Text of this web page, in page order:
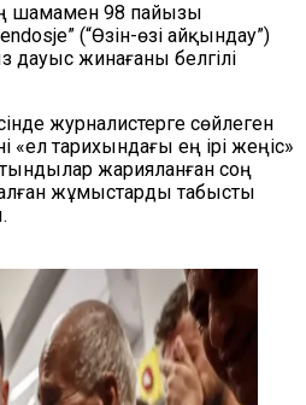
шамамен 98 пайызы
(“Өзін-өзі айқындау”)
дауыс жинағаны белгілі
журналистерге сөйлеген
«ел тарихындағы ең ірі жеңіс»
жарияланған соң
жұмыстарды табысты